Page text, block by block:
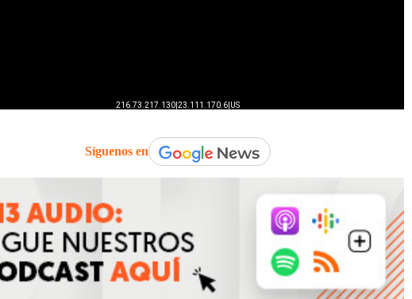
Síguenos en